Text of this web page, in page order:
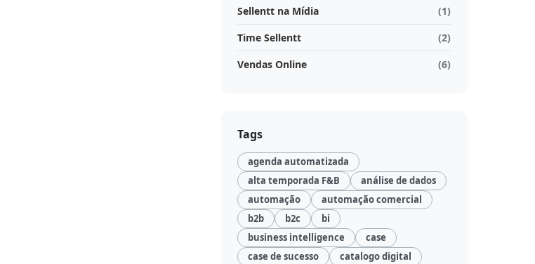
Sellentt na Mídia
(1)
Time Sellentt
(2)
Vendas Online
(6)
Tags
agenda automatizada
alta temporada F&B
análise de dados
automação
automação comercial
b2b
b2c
bi
business intelligence
case
case de sucesso
catalogo digital